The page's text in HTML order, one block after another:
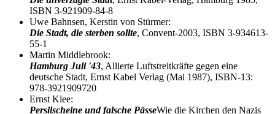
ISBN 3-921909-84-8
Uwe Bahnsen, Kerstin von Stürmer:
Die Stadt, die sterben sollte, Convent-2003, ISBN 3-934613-
55-1
Martin Middlebrook:
Hamburg Juli '43, Allierte Luftstreitkräfte gegen eine
deutsche Stadt, Ernst Kabel Verlag (Mai 1987), ISBN-13:
978-3921909720
Ernst Klee:
Persilscheine und falsche PässeWie die Kirchen den Nazis